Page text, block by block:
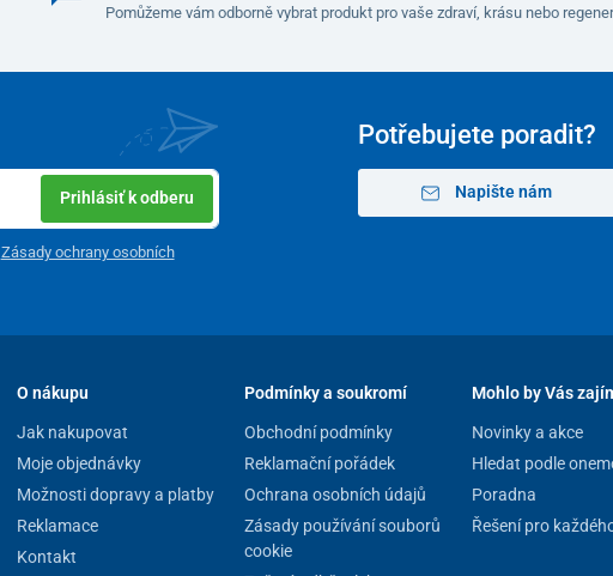
Pomůžeme vám odborně vybrat produkt pro vaše zdraví, krásu nebo
Potřebujete poradit?
Napište nám
Prihlásiť k odberu
Zásady ochrany osobních
O nákupu
Jak nakupovat
Moje objednávky
Možnosti dopravy a platby
Reklamace
Kontakt
Podmínky a soukromí
Obchodní podmínky
Reklamační pořádek
Ochrana osobních údajů
Zásady používání souborů
cookie
Mohlo by Vás
Novinky a akce
Hledat podle
Poradna
Řešení pro